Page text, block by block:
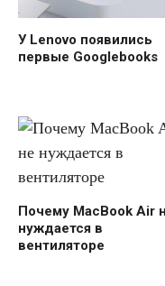
У Lenovo появились
первые Googlebooks
Почему MacBook Air
нуждается в
вентиляторе